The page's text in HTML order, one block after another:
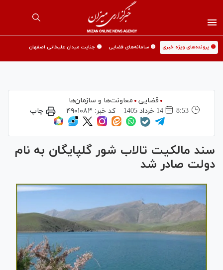
🟡 پرونده‌های ویژه خبری 🟡 سامانه‌های قضایی 🟡 جنایت میدان علیخانی اصفهان
قضایی
معاونت‌ها و سازمان‌ها
8:53
14 خرداد 1405 کد خبر: ۴۹۰۱۰۸۳ چاپ
سند مالکیت تالاب شور گلپایگان به نام
دولت صادر شد